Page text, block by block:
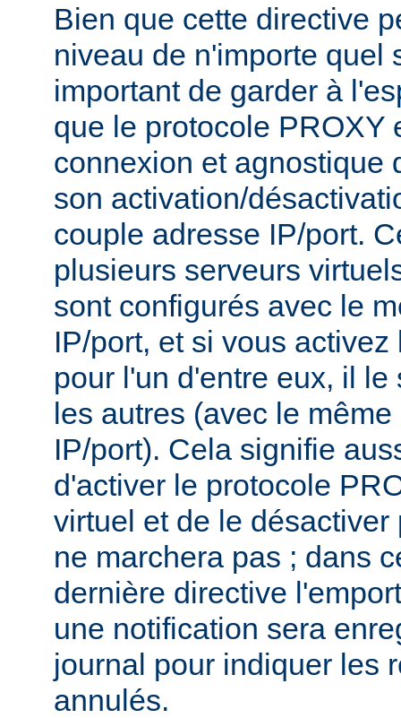
Bien que cette directive
niveau de n'importe quel
important de garder à
que le protocole PROXY
connexion et agnostique
son activation/
couple adresse IP/port.
plusieurs serveurs
sont configurés avec le
IP/port, et si vous
pour l'un d'entre eux, il
les autres (avec le
IP/port). Cela signifie
d'activer le protocole
virtuel et de le
ne marchera pas ; dans
dernière directive
une notification sera
journal pour indiquer les
annulés.